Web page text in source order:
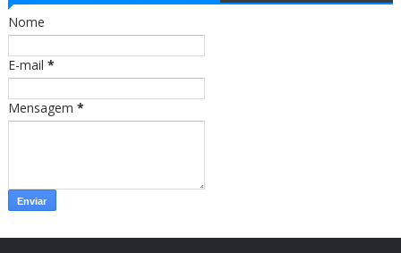
o
k
r
m
Nome
E-mail *
Mensagem *